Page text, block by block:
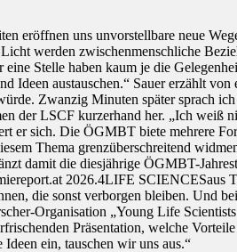
eröffnen uns unvorstellbare neue
werden zwischenmenschliche
Stelle haben kaum je die
austauschen.“ Sauer erzählt
Zwanzig Minuten später sprach
der LSCF kurzerhand her. „Ich weiß
er sich. Die ÖGMBT biete mehrere
Thema grenzüberschreitend
damit die diesjährige ÖGMBT-
2026.4LIFE SCIENCESaus
die sonst verborgen bleiben. Und
Organisation „Young Life
Präsentation, welche
ein, tauschen wir uns aus.“